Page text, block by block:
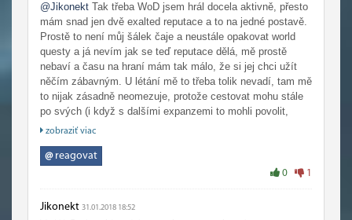
@Jikonekt Tak třeba WoD jsem hrál docela aktivně, přesto
mám snad jen dvě exalted reputace a to na jedné postavě.
Prostě to není můj šálek čaje a neustále opakovat world
questy a já nevím jak se teď reputace dělá, mě prostě
nebaví a času na hraní mám tak málo, že si jej chci užít
něčím zábavným. U létání mě to třeba tolik nevadí, tam mě
to nijak zásadně neomezuje, protože cestovat mohu stále
po svých (i když s dalšími expanzemi to mohli povolit,
protože právě dělání starých reputací a questů je něco, co
datadisku a pro mě tedy víceméně nedostupné, protože
když chci hrát nový datadisk a nový obsah v podobě
obsahem?
zobraziť viac
@reagovat
0 1
Jikonekt 31.01.2018 18:52